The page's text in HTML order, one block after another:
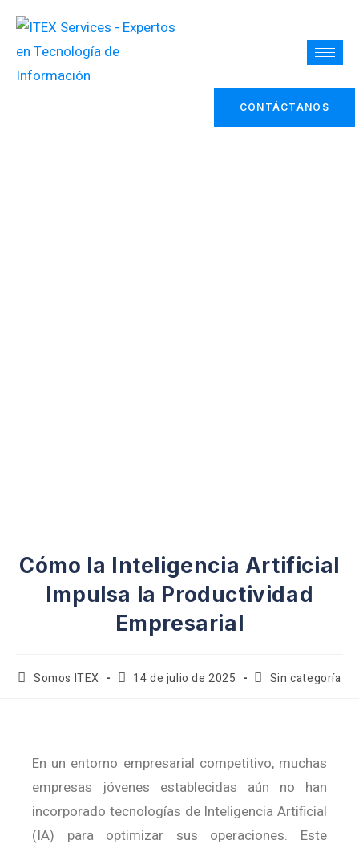
CONTÁCTANOS
Cómo la Inteligencia Artificial
Impulsa la Productividad
Empresarial
Somos ITEX 14 de julio de 2025 Sin categoría
En un entorno empresarial competitivo, muchas
empresas jóvenes establecidas aún no han
incorporado tecnologías de Inteligencia Artificial
(IA) para optimizar sus operaciones. Este